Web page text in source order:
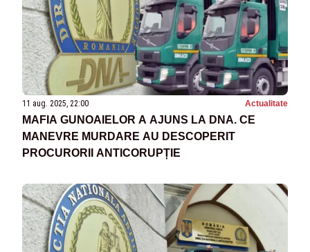
11 aug. 2025, 22:00 Actualitate
MAFIA GUNOAIELOR A AJUNS LA DNA. CE
MANEVRE MURDARE AU DESCOPERIT
PROCURORII ANTICORUPȚIE